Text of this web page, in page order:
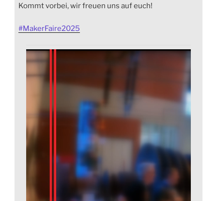
Kommt vorbei, wir freuen uns auf euch!
#MakerFaire2025